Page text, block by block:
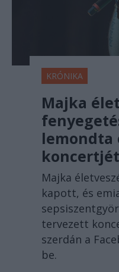
KRÓNIKA
Majka
lemondta
koncertjét
Majka
kapott, és
tervezett
szerdán a
be.